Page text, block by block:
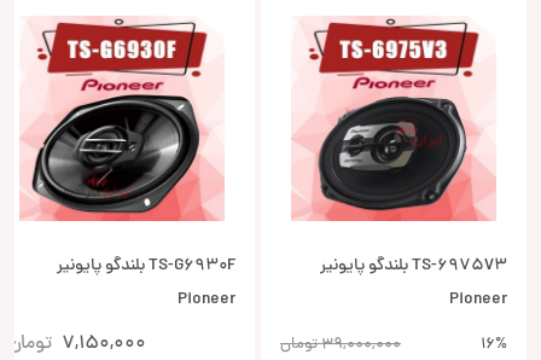
TS-6975V3 بلندگو پایونیر
Pioneer
16%
39,000,000تومان
TS-G6930F بلندگو پایونیر
Pioneer
7,150,000 تومان